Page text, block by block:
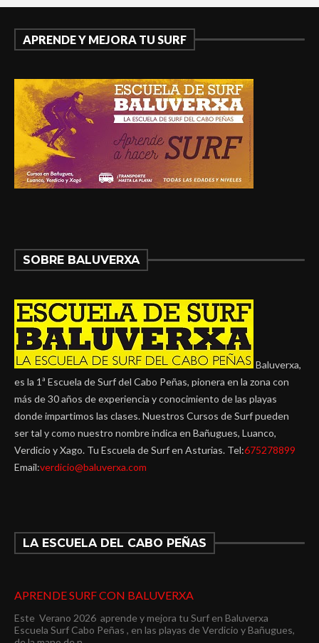
APRENDE Y MEJORA TU SURF
SOBRE BALUVERXA
Baluverxa,
es la 1ª Escuela de Surf del Cabo Peñas, pionera en la zona con
más de 30 años de experiencia y conocimiento de las playas
donde impartimos las clases. Nuestros Cursos de Surf pueden
ser tal y como nuestro nombre indica en Bañugues, Luanco,
Verdicio y Xago. Tu Escuela de Surf en Asturias. Tel:675278899
Email:verdicio@baluverxa.com
LA ESCUELA DEL CABO PEÑAS
APRENDE SURF CON BALUVERXA
Este Verano 2026 aprende y mejora tu Surf en Baluverxa
Escuela Surf Cabo Peñas , en las playas de Verdicio y Bañugues,